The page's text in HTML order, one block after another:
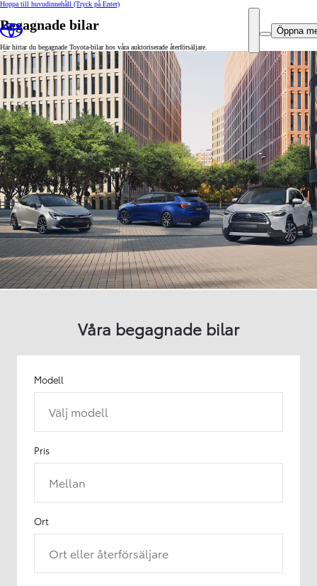
Hoppa till huvudinnehåll (Tryck på Enter)
Öppna
Begagnade bilar
Här hittar du begagnade Toyota-bilar hos våra auktoriserade återförsäljare.
Våra begagnade bilar
Modell
Välj modell
Pris
Mellan
Ort
Ort eller återförsäljare